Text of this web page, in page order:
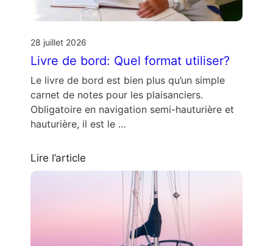
28 juillet 2026
Livre de bord: Quel format utiliser?
Le livre de bord est bien plus qu’un simple
carnet de notes pour les plaisanciers.
Obligatoire en navigation semi-hauturière et
hauturière, il est le …
Lire l’article